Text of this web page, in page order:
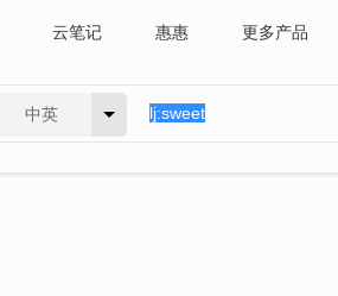
云笔记 惠惠 更多产品
中英